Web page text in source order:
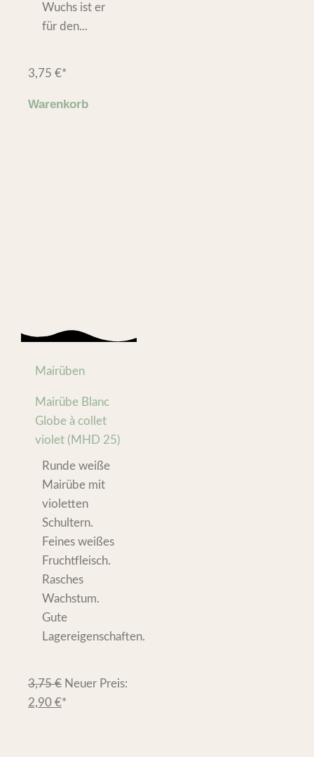
Wuchs ist er
für den...
3,75 €*
Warenkorb
Mairüben
Mairübe Blanc
Globe à collet
violet (MHD 25)
Runde weiße
Mairübe mit
violetten
Schultern.
Feines weißes
Fruchtfleisch.
Rasches
Wachstum.
Gute
Lagereigenschaften.
3,75€ Neuer Preis:
2,90 €*